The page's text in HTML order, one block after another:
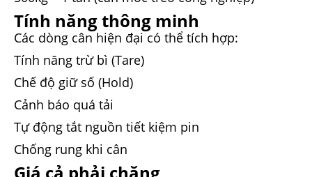
Tính năng thông minh
Các dòng cân hiện đại có thể tích hợp:
Tính năng trừ bì (Tare)
Chế độ giữ số (Hold)
Cảnh báo quá tải
Tự động tắt nguồn tiết kiệm pin
Chống rung khi cân